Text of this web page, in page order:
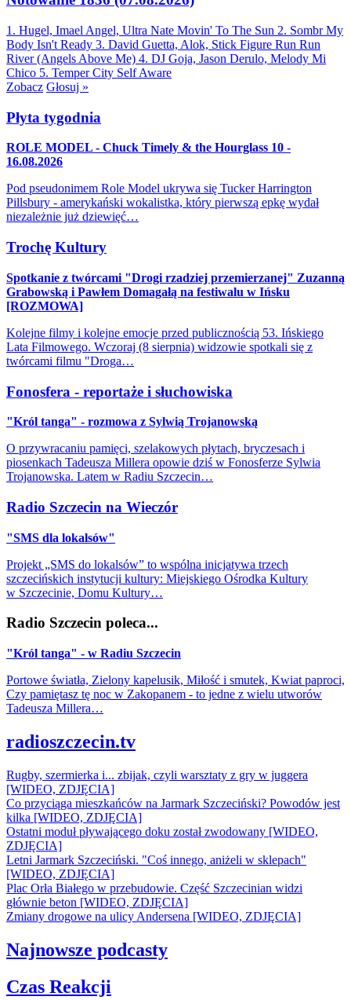
1. Hugel, Imael Angel, Ultra Nate Movin' To The Sun 2. Sombr My
Body Isn't Ready 3. David Guetta, Alok, Stick Figure Run Run
River (Angels Above Me) 4. DJ Goja, Jason Derulo, Melody Mi
Chico 5. Temper City Self Aware
Zobacz Głosuj »
Płyta tygodnia
ROLE MODEL - Chuck Timely & the Hourglass 10 -
16.08.2026
Pod pseudonimem Role Model ukrywa się Tucker Harrington
Pillsbury - amerykański wokalistka, który pierwszą epkę wydał
niezależnie już dziewięć…
Trochę Kultury
Spotkanie z twórcami "Drogi rzadziej przemierzanej" Zuzanną
Grabowską i Pawłem Domagałą na festiwalu w Ińsku
[ROZMOWA]
Kolejne filmy i kolejne emocje przed publicznością 53. Ińskiego
Lata Filmowego. Wczoraj (8 sierpnia) widzowie spotkali się z
twórcami filmu "Droga…
Fonosfera - reportaże i słuchowiska
"Król tanga" - rozmowa z Sylwią Trojanowską
O przywracaniu pamięci, szelakowych płytach, bryczesach i
piosenkach Tadeusza Millera opowie dziś w Fonosferze Sylwia
Trojanowska. Latem w Radiu Szczecin…
Radio Szczecin na Wieczór
"SMS dla lokalsów"
Projekt „SMS do lokalsów” to wspólna inicjatywa trzech
szczecińskich instytucji kultury: Miejskiego Ośrodka Kultury
w Szczecinie, Domu Kultury…
Radio Szczecin poleca...
"Król tanga" - w Radiu Szczecin
Portowe światła, Zielony kapelusik, Miłość i smutek, Kwiat paproci,
Czy pamiętasz tę noc w Zakopanem - to jedne z wielu utworów
Tadeusza Millera…
radioszczecin.tv
Rugby, szermierka i... zbijak, czyli warsztaty z gry w juggera
[WIDEO, ZDJĘCIA]
Co przyciąga mieszkańców na Jarmark Szczeciński? Powodów jest
kilka [WIDEO, ZDJĘCIA]
Ostatni moduł pływającego doku został zwodowany [WIDEO,
ZDJĘCIA]
Letni Jarmark Szczeciński. "Coś innego, aniżeli w sklepach"
[WIDEO, ZDJĘCIA]
Plac Orła Białego w przebudowie. Część Szczecinian widzi
głównie beton [WIDEO, ZDJĘCIA]
Zmiany drogowe na ulicy Andersena [WIDEO, ZDJĘCIA]
Najnowsze podcasty
Czas Reakcji